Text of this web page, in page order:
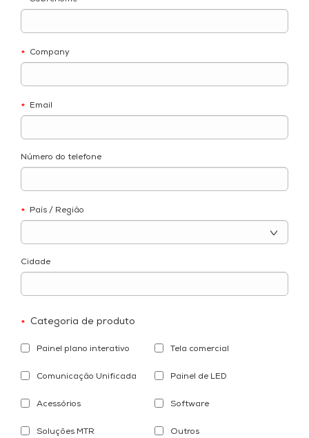
*
* Company
* Email
Número do telefone
* País / Região
Cidade
* Categoria de produto
Painel plano interativo Tela comercial
Comunicação Unificada Painel de LED
Acessórios Software
Soluções MTR Outros